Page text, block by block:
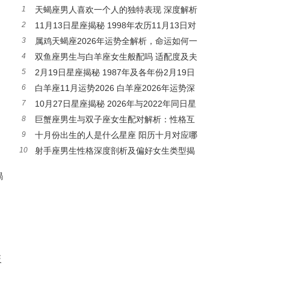
1
天蝎座男人喜欢一个人的独特表现 深度解析
准到爆
2
11月13日星座揭秘 1998年农历11月13日对
应星座深度解析
3
属鸡天蝎座2026年运势全解析，命运如何一
探究竟
4
双鱼座男生与白羊座女生般配吗 适配度及夫
妻相处之道
5
2月19日星座揭秘 1987年及各年份2月19日
星座解析
6
白羊座11月运势2026 白羊座2026年运势深
度解析
7
10月27日星座揭秘 2026年与2022年同日星
座解析
8
巨蟹座男生与双子座女生配对解析：性格互
补中的奇妙爱情
9
十月份出生的人是什么星座 阳历十月对应哪
些星座
10
射手座男生性格深度剖析及偏好女生类型揭